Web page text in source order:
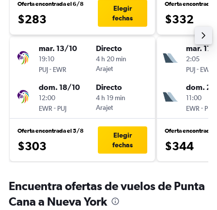
Oferta encontrada el 6/8
$283
Elegir
fechas
mar. 13/10
19:10
PUJ- EWR
Directo
4 h 20 min
Arajet
dom. 18/10
12:00
EWR - PUJ
Directo
4 h 19 min
Arajet
Oferta encontrada el 5/8
$303
Elegir
fechas
Oferta encontrada
$332
mar. 17/
2:05
PUJ- EWR
dom.
11:00
EWR - PUJ
Oferta encontrada
$344
Encuentra ofertas de vuelos de Punta
Cana a Nueva York